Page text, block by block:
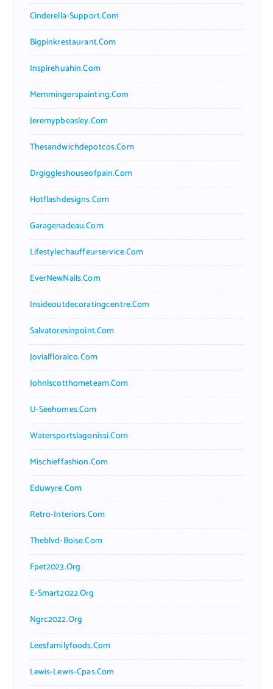
Cinderella-Support.com
Bigpinkrestaurant.com
Inspirehuahin.com
Memmingerspainting.com
Jeremypbeasley.com
Thesandwichdepotcos.com
Drgiggleshouseofpain.com
Hotflashdesigns.com
Garagenadeau.com
Lifestylechauffeurservice.com
EverNewNails.com
Insideoutdecoratingcentre.com
Salvatoresinpoint.com
Jovialfloralco.com
Johnlscotthometeam.com
U-Seehomes.com
Watersportslagonissi.com
Mischieffashion.com
Eduwyre.com
Retro-Interiors.com
Theblvd-Boise.com
Fpet2023.org
E-Smart2022.org
Ngrc2022.org
Leesfamilyfoods.com
Lewis-Lewis-Cpas.com